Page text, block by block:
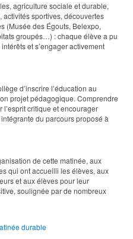
agriculture sociale et durable,
sportives, découvertes
(Musée des Égouts, Belexpo,
groupés…) : chaque élève a pu
et s’engager activement
d’inscrire l’éducation au
projet pédagogique. Comprendre
critique et encourager
du parcours proposé à
de cette matinée, aux
qui ont accueilli les élèves, aux
et aux élèves pour leur
soulignée par de nombreux
durable